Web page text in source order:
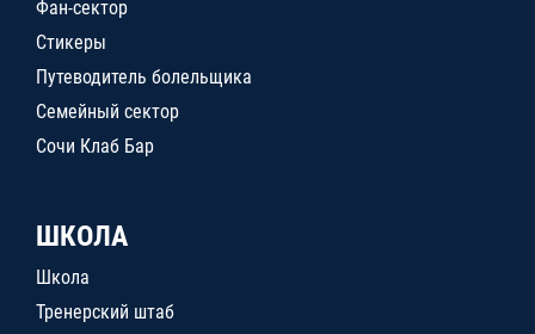
Фан-сектор
Стикеры
Путеводитель болельщика
Семейный сектор
Сочи Клаб Бар
ШКОЛА
Школа
Тренерский штаб